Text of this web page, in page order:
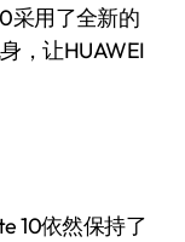
采用了全新的
，让HUAWEI
10依然保持了